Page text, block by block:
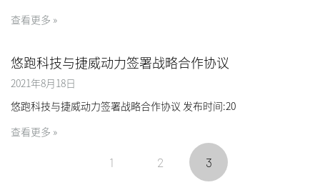
查看更多 »
悠跑科技与捷威动力签署战略合作协议
2021年8月18日
悠跑科技与捷威动力签署战略合作协议 发布时间:20
查看更多 »
1 2 3